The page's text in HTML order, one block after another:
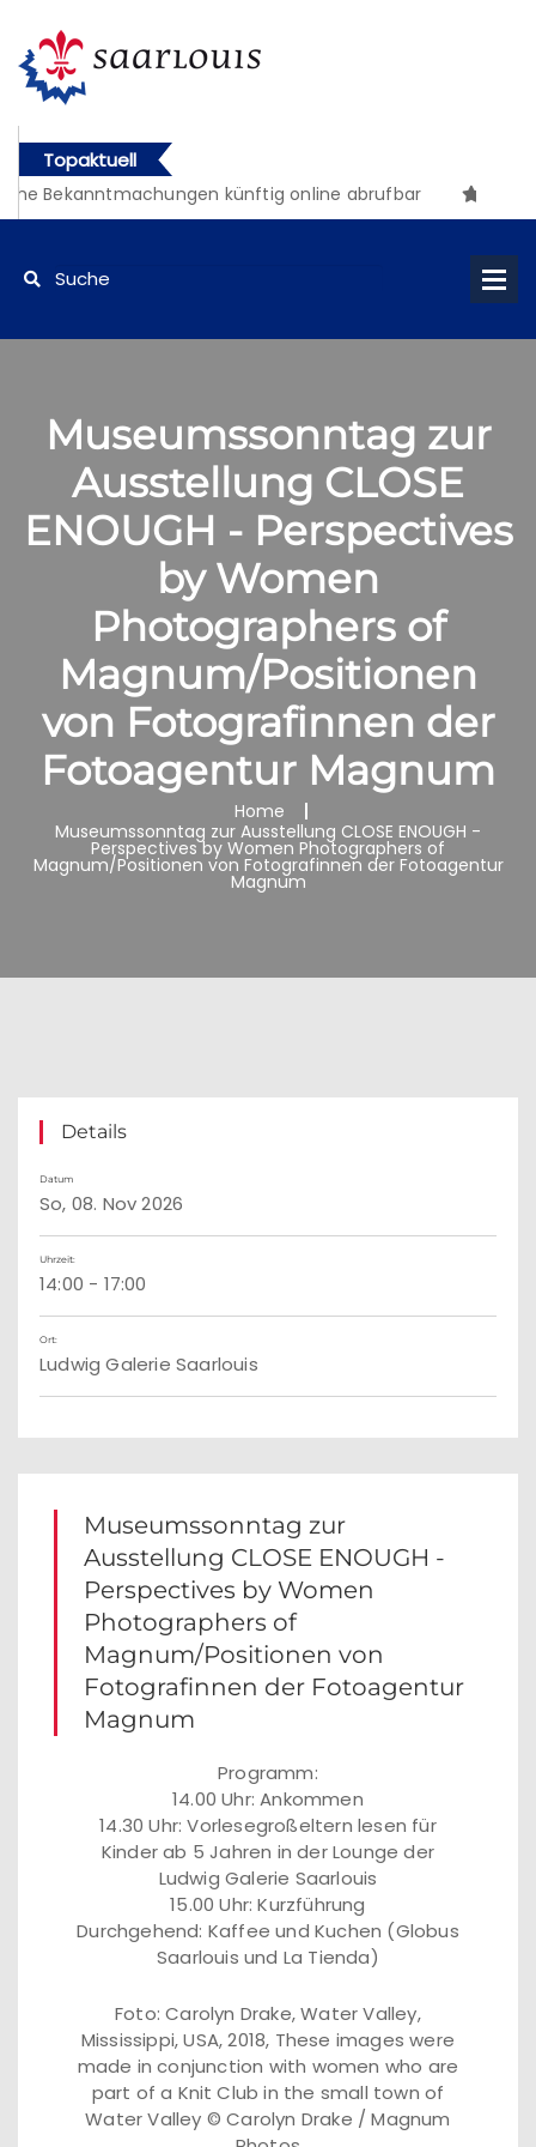
Topaktuell
Bekanntmachungen künftig online abrufbar
Museumssonntag zur
Ausstellung CLOSE
ENOUGH - Perspectives
by Women
Photographers of
Magnum/Positionen
von Fotografinnen der
Fotoagentur Magnum
Home
Museumssonntag zur Ausstellung CLOSE ENOUGH -
Perspectives by Women Photographers of
Magnum/Positionen von Fotografinnen der Fotoagentur
Magnum
Details
Datum
So, 08. Nov 2026
Uhrzeit:
14:00 - 17:00
Ort:
Ludwig Galerie Saarlouis
Museumssonntag zur
Ausstellung CLOSE ENOUGH -
Perspectives by Women
Photographers of
Magnum/Positionen von
Fotografinnen der Fotoagentur
Magnum
Programm:
14.00 Uhr: Ankommen
14.30 Uhr: Vorlesegroßeltern lesen für
Kinder ab 5 Jahren in der Lounge der
Ludwig Galerie Saarlouis
15.00 Uhr: Kurzführung
Durchgehend: Kaffee und Kuchen (Globus
Saarlouis und La Tienda)
Foto: Carolyn Drake, Water Valley,
Mississippi, USA, 2018, These images were
made in conjunction with women who are
part of a Knit Club in the small town of
Water Valley © Carolyn Drake / Magnum